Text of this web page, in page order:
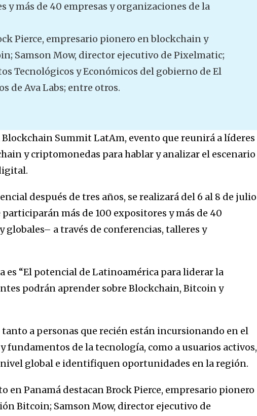
y más de 40 empresas y organizaciones de la
Pierce, empresario pionero en blockchain y
Samson Mow, director ejecutivo de Pixelmatic;
Tecnológicos y Económicos del gobierno de El
de Ava Labs; entre otros.
Blockchain Summit LatAm, evento que reunirá a líderes
y criptomonedas para hablar y analizar el escenario
después de tres años, se realizará del 6 al 8 de julio
más de 100 expositores y más de 40
a través de conferencias, talleres y
es “El potencial de Latinoamérica para liderar la
podrán aprender sobre Blockchain, Bitcoin y
a personas que recién están incursionando en el
fundamentos de la tecnología, como a usuarios activos,
nivel global e identifiquen oportunidades en la región.
en Panamá destacan Brock Pierce, empresario pionero
Bitcoin; Samson Mow, director ejecutivo de